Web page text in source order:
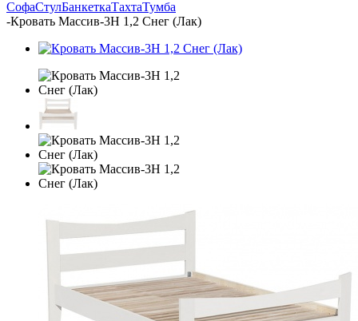
СофаСтулБанкеткаТахтаТумба
-Кровать Массив-3Н 1,2 Снег (Лак)